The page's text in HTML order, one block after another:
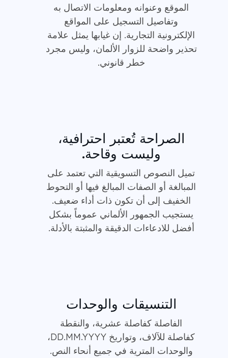
الموقع وعنوانه ومعلومات الاتصال به
وتفاصيل التسجيل على المواقع
الإلكترونية التجارية. إن غيابها يمثل علامة
تحذير واضحة للزوار الألمان، وليس مجرد
خطر قانوني.
الصراحة تُعتبر احترافية،
وليست وقاحة.
تميل النصوص التسويقية التي تعتمد على
المبالغة أو الصفات المبالغ فيها أو التحوط
الخفيف إلى أن تكون ذات أداء ضعيف.
يستجيب الجمهور الألماني عموماً بشكل
أفضل للادعاءات الدقيقة والمثبتة بالأدلة.
التنسيقات والوحدات
الفاصلة كفاصلة عشرية، والنقطة
كفاصلة للآلاف، وتواريخ DD.MM.YYYY،
والوحدات المترية في جميع أنحاء النص.